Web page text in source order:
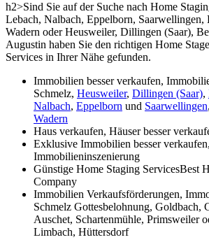
h2>Sind Sie auf der Suche nach Home
Lebach, Nalbach, Eppelborn, Saarwellingen,
Wadern oder Heusweiler, Dillingen (Saar),
Augustin haben Sie den richtigen Home
Services in Ihrer Nähe gefunden.
Immobilien besser verkaufen,
Schmelz, Heusweiler, Dillingen (Saar),
Nalbach, Eppelborn und Saarwellingen,
Wadern
Haus verkaufen, Häuser besser
Exklusive Immobilien besser verkaufen,
Immobilieninszenierung
Günstige Home Staging ServicesBest
Company
Immobilien Verkaufsförderungen,
Schmelz Gottesbelohnung, Goldbach,
Auschet, Schartenmühle, Primsweiler
Limbach, Hüttersdorf